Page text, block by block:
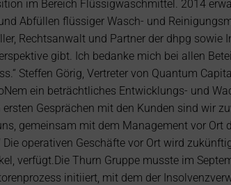
im Bereich Flüssigwaschmittel. 2014
Abfüllen flüssiger Wasch- und
Rechtsanwalt und Partner der dhpg
gibt. Ich bedanke mich bei allen
Steffen Görig, Vertreter von Quantum
ein beträchtliches Entwicklungs- und
Gesprächen mit den Kunden sind wir
gemeinsam mit dem Management vor
operativen Geschäfte vor Ort wird
verfügt.Die Thurn Gruppe musste im
initiiert, mit dem der